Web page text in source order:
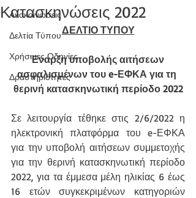
Ανακοινώσεις
Δελτία Τύπου
Χρήσιμες Οδηγίες
Δραστηριότητες
Κατασκηνώσεις 2022
ΔΕΛΤΙΟ ΤΥΠΟΥ
Έναρξη υποβολής αιτήσεων
ασφαλισμένων του e-ΕΦΚΑ για τη
θερινή κατασκηνωτική περίοδο 2022
Σε λειτουργία τέθηκε στις 2/6/2022 η
ηλεκτρονική πλατφόρμα του e-ΕΦΚΑ
για την υποβολή αιτήσεων συμμετοχής
για την θερινή κατασκηνωτική περίοδο
2022, για τα έμμεσα μέλη ηλικίας 6 έως
16 ετών συγκεκριμένων κατηγοριών